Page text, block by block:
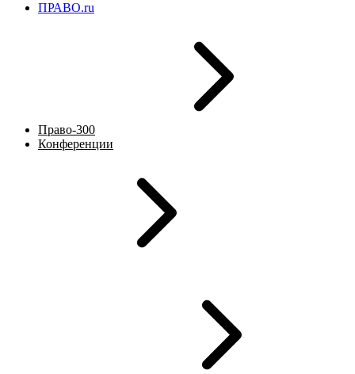
ПРАВО.ru
Право-300
Конференции